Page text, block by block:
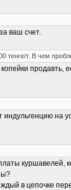
ваш счет.
тенге/т. В чем
продавть,
индульгенцию
куршавелей,
в цепочке